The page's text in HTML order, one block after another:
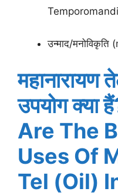
उन्माद/
उपयोग क्या
Are The
Uses Of
Tel (Oil)